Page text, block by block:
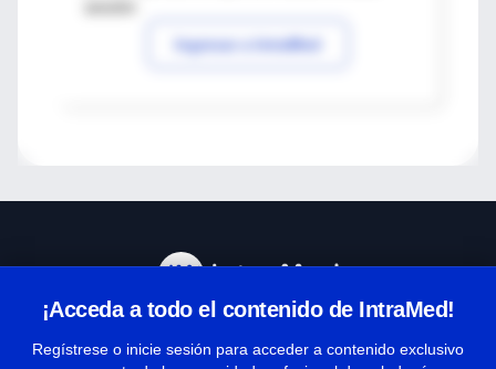
Ingresar a IntraMed
¡Acceda a todo el contenido de IntraMed!
Regístrese o inicie sesión para acceder a contenido exclusivo